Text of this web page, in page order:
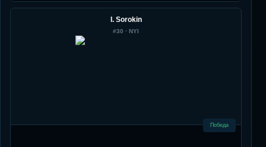
I. Sorokin
#30 · NYI
Победа